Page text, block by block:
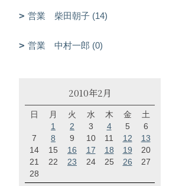
営業 柴田朝子 (14)
営業 中村一郎 (0)
2010年2月
日 月 火 水 木 金
土
1
2 3 4 5
6
7
8 9 10 11 12
13
14
15 16 17 18 19
20
21
22 23 24 25 26
27
28